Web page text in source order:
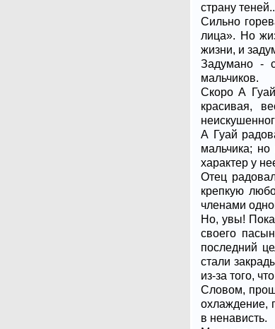
страну
Сильно
лица». Но
жизни, и
Задумано -
мальчиков.
Скоро А
красивая,
А Гуай
мальчика;
характер у
Отец
крепкую
членами
Но, увы!
своего
последний
стали
из-за того,
Словом,
охлаждение,
в ненависть.